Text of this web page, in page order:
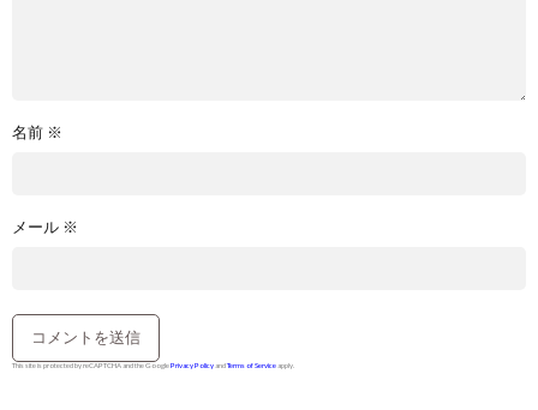
名前 ※
メール ※
This site is protected by reCAPTCHA and the GooglePrivacy Policy andTerms of Service apply.